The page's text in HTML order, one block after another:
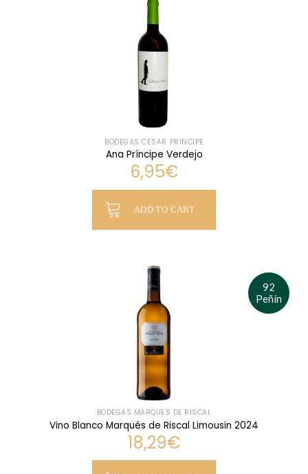
BODEGAS CÉSAR PRÍNCIPE
Ana Príncipe Verdejo
6,95€
ADD TO CART
92
Peñín
BODEGAS MARQUÉS DE RISCAL
Vino Blanco Marqués de Riscal Limousin 2024
18,29€